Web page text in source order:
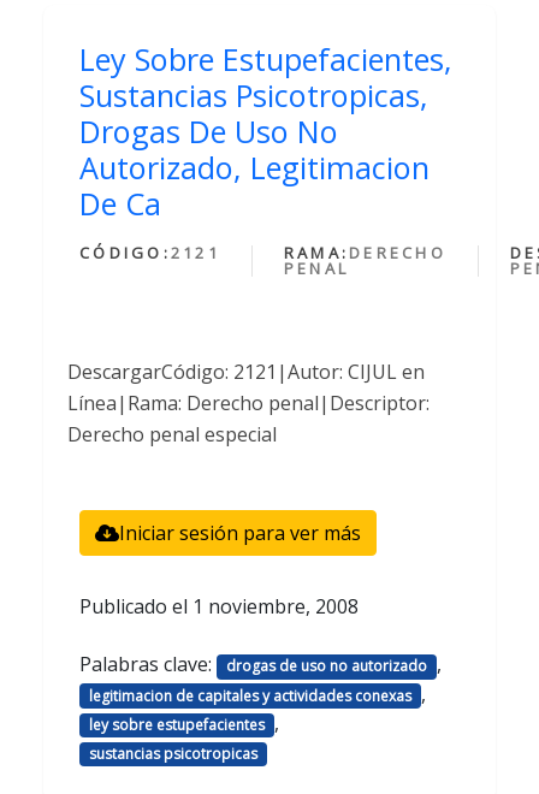
Ley Sobre Estupefacientes,
Sustancias Psicotropicas,
Drogas De Uso No
Autorizado, Legitimacion
De Ca
CÓDIGO:2121 RAMA: DERECHO
PENAL
DescargarCódigo: 2121|Autor: CIJUL en
Línea|Rama: Derecho penal|Descriptor:
Derecho penal especial
Iniciar sesión para ver más
Publicado el 1 noviembre, 2008
Palabras clave: drogas de uso no autorizado ,
legitimacion de capitales y actividades conexas ,
ley sobre estupefacientes ,
sustancias psicotropicas